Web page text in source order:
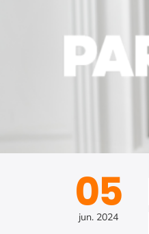
05
jun. 2024